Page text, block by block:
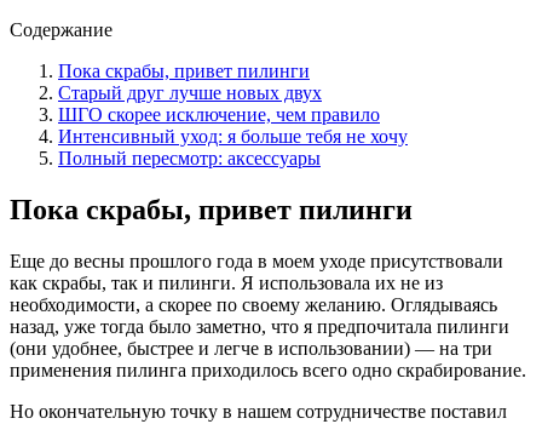
Содержание
Пока скрабы, привет пилинги
Старый друг лучше новых двух
ШГО скорее исключение, чем правило
Интенсивный уход: я больше тебя не хочу
Полный пересмотр: аксессуары
Пока скрабы, привет пилинги
Еще до весны прошлого года в моем уходе присутствовали
как скрабы, так и пилинги. Я использовала их не из
необходимости, а скорее по своему желанию. Оглядываясь
назад, уже тогда было заметно, что я предпочитала пилинги
(они удобнее, быстрее и легче в использовании) — на три
применения пилинга приходилось всего одно скрабирование.
Но окончательную точку в нашем сотрудничестве поставил